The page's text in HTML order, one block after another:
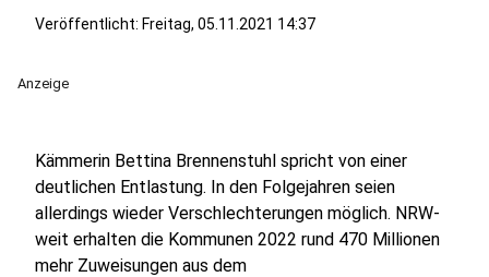
Veröffentlicht: Freitag, 05.11.2021 14:37
Anzeige
Kämmerin Bettina Brennenstuhl spricht von einer
deutlichen Entlastung. In den Folgejahren seien
allerdings wieder Verschlechterungen möglich. NRW-
weit erhalten die Kommunen 2022 rund 470 Millionen
mehr Zuweisungen aus dem